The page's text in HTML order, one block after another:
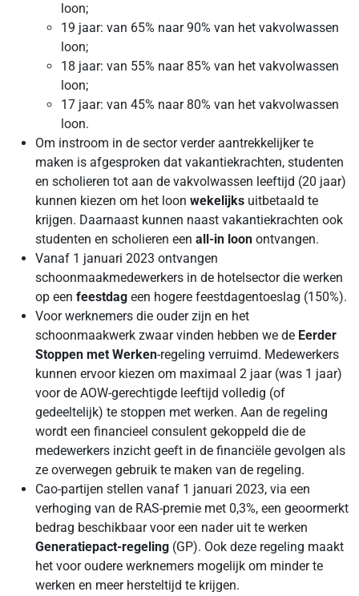
loon;
19 jaar: van 65% naar 90% van het vakvolwassen
loon;
18 jaar: van 55% naar 85% van het vakvolwassen
loon;
17 jaar: van 45% naar 80% van het vakvolwassen
loon.
Om instroom in de sector verder aantrekkelijker te
maken is afgesproken dat vakantiekrachten, studenten
en scholieren tot aan de vakvolwassen leeftijd (20 jaar)
kunnen kiezen om het loon wekelijks uitbetaald te
krijgen. Daarnaast kunnen naast vakantiekrachten ook
studenten en scholieren een all-in loon ontvangen.
Vanaf 1 januari 2023 ontvangen
schoonmaakmedewerkers in de hotelsector die werken
op een feestdag een hogere feestdagentoeslag (150%).
Voor werknemers die ouder zijn en het
schoonmaakwerk zwaar vinden hebben we de Eerder
Stoppen met Werken-regeling verruimd. Medewerkers
kunnen ervoor kiezen om maximaal 2 jaar (was 1 jaar)
voor de AOW-gerechtigde leeftijd volledig (of
gedeeltelijk) te stoppen met werken. Aan de regeling
wordt een financieel consulent gekoppeld die de
medewerkers inzicht geeft in de financiële gevolgen als
ze overwegen gebruik te maken van de regeling.
Cao-partijen stellen vanaf 1 januari 2023, via een
verhoging van de RAS-premie met 0,3%, een geoormerkt
bedrag beschikbaar voor een nader uit te werken
Generatiepact-regeling (GP). Ook deze regeling maakt
het voor oudere werknemers mogelijk om minder te
werken en meer hersteltijd te krijgen.